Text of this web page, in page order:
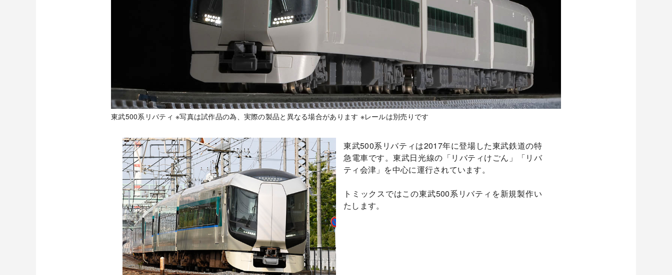
東武500系リバティ ※写真は試作品の為、実際の製品と異なる場合があります ※レールは別売りです
東武500系リバティは2017年に登場した東武鉄道の特
急電車です。東武日光線の「リバティけごん」「リバ
ティ会津」を中心に運行されています。
トミックスではこの東武500系リバティを新規製作い
たします。